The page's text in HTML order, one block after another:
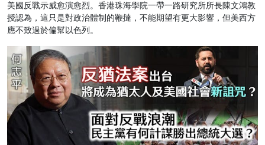
美國反戰示威愈演愈烈。香港珠海學院一帶一路研究所所長陳文鴻教
授認為，這只是對政治體制的鞭撻，不能期望有更大影響，但美西方
應不致過於偏幫以色列。